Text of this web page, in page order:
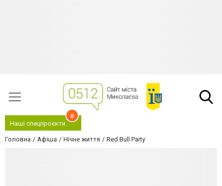
Наші спецпроєкти
8
Головна Афіша Нічне життя Red Bull Party